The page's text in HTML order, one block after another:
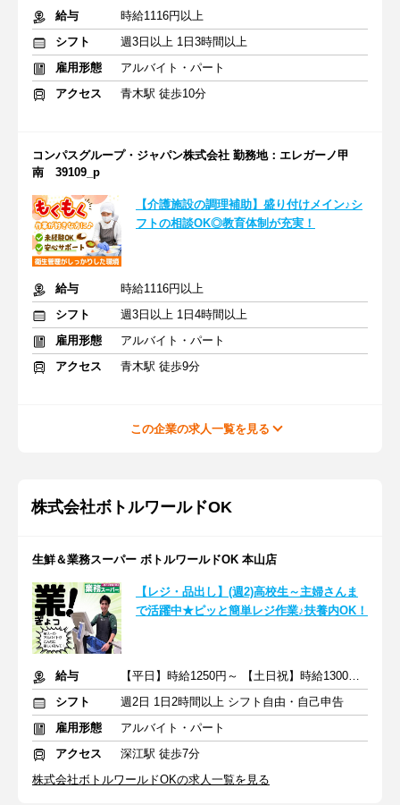
給与
時給1116円以上
シフト
週3日以上 1日3時間以上
雇用形態
アルバイト・パート
アクセス
青木駅 徒歩10分
コンパスグループ・ジャパン株式会社 勤務地：エレガーノ甲
南 39109_p
【介護施設の調理補助】盛り付けメイン♪シ
フトの相談OK◎教育体制が充実！
給与
時給1116円以上
シフト
週3日以上 1日4時間以上
雇用形態
アルバイト・パート
アクセス
青木駅 徒歩9分
この企業の求人一覧を見る
株式会社ボトルワールドOK
生鮮＆業務スーパー ボトルワールドOK 本山店
【レジ・品出し】(週2)高校生～主婦さんま
で活躍中★ピッと簡単レジ作業♪扶養内OK！
給与
【平日】時給1250円～ 【土日祝】時給1300円～
シフト
週2日 1日2時間以上 シフト自由・自己申告
雇用形態
アルバイト・パート
アクセス
深江駅 徒歩7分
株式会社ボトルワールドOKの求人一覧を見る